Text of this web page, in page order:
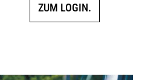
ZUM LOGIN.